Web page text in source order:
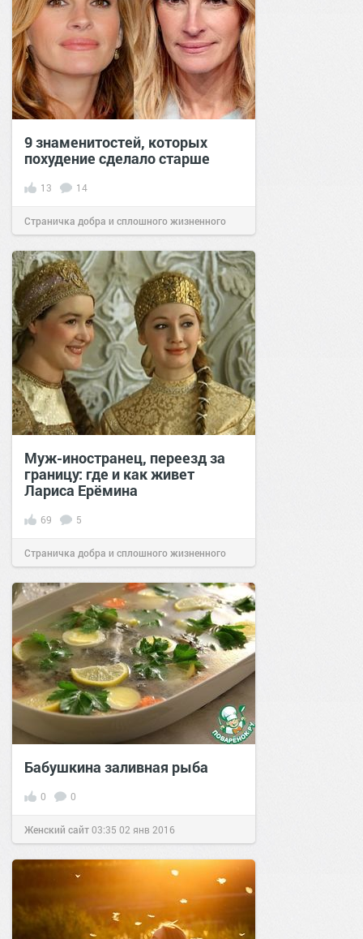
9 знаменитостей, которых
похудение сделало старше
13 14
Страничка добра и сплошного жизненного
позитива!00:5004 ноя 2020
Муж-иностранец, переезд за
границу: где и как живет
Лариса Ерёмина
69 5
Страничка добра и сплошного жизненного
позитива!13:0626 фев 2021
Бабушкина заливная рыба
0 0
Женский сайт03:35 02 янв 2016